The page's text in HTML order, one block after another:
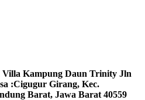
Kampung Daun Trinity Jln
:Cigugur Girang, Kec.
Barat, Jawa Barat 40559